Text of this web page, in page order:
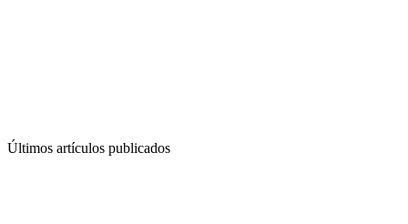
Últimos artículos publicados